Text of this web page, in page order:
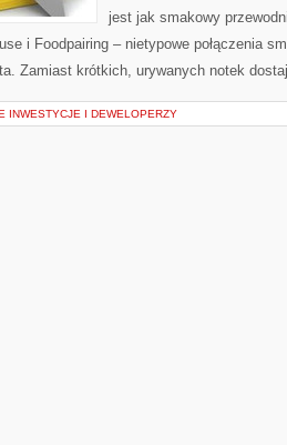
jest jak smakowy
i Foodpairing – nietypowe połączenia
Zamiast krótkich, urywanych notek
INWESTYCJE I DEWELOPERZY